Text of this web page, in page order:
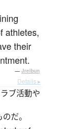
athletes,
their
— Jreibun
Details ▸
ブ活動や
だ。